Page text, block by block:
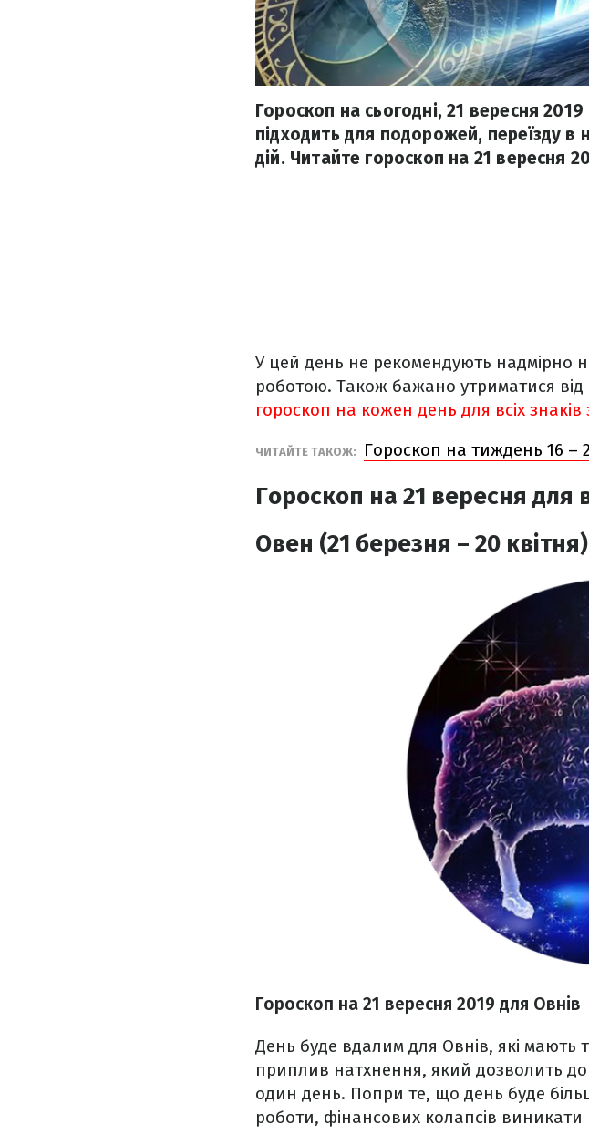
Гороскоп на сьогодні, 21 вересня
підходить для подорожей, переїзду
дій. Читайте гороскоп на 21 вересня
У цей день не рекомендують надмірно
роботою. Також бажано утриматися від
гороскоп на кожен день для всіх знаків
ЧИТАЙТЕ ТАКОЖ: Гороскоп на тиждень 16 –
Гороскоп на 21 вересня для
Овен (21 березня – 20 квітня)
Гороскоп на 21 вересня 2019 для Овнів
День буде вдалим для Овнів, які мають
приплив натхнення, який дозволить
один день. Попри те, що день буде
роботи, фінансових колапсів